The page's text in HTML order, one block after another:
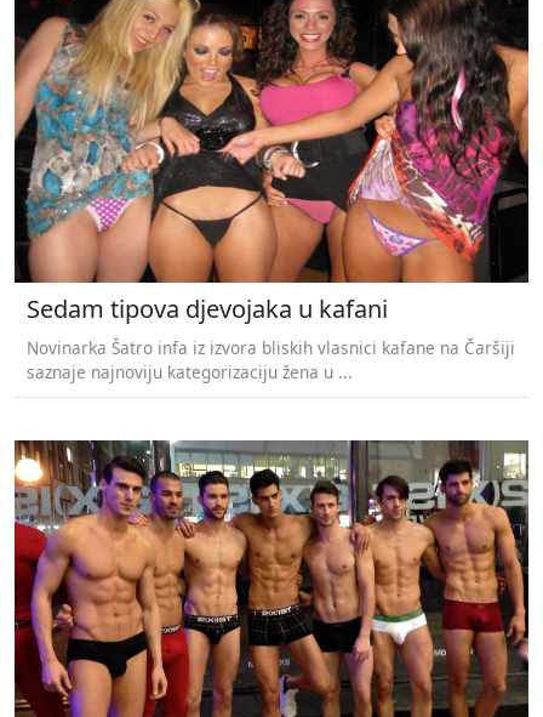
Sedam tipova djevojaka u kafani
Novinarka Šatro infa iz izvora bliskih vlasnici kafane na Čaršiji
saznaje najnoviju kategorizaciju žena u ...